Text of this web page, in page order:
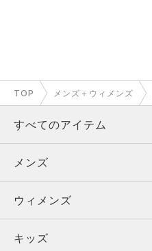
TOP メンズ＋ウィメンズ
すべてのアイテム
メンズ
ウィメンズ
キッズ
メンズ
トップス
ボトムス
ウィメンズ
トップス
キッズ